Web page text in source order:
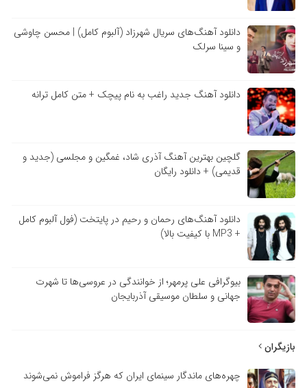
دانلود آهنگ‌های سریال شهرزاد (آلبوم کامل) | محسن چاوشی
و سینا سرلک
دانلود آهنگ جدید راغب به نام پیچک + متن کامل ترانه
گلچین بهترین آهنگ آذری شاد، غمگین و مجلسی (جدید و
قدیمی) + دانلود رایگان
دانلود آهنگ‌های رحمان و رحیم در پایتخت (فول آلبوم کامل
+ MP3 با کیفیت بالا)
بیوگرافی علی پرمهر؛ از خوانندگی در عروسی‌ها تا شهرت
جهانی و سلطان موسیقی آذربایجان
بازیگران
چهره‌های ماندگار سینمای ایران که هرگز فراموش نمی‌شوند